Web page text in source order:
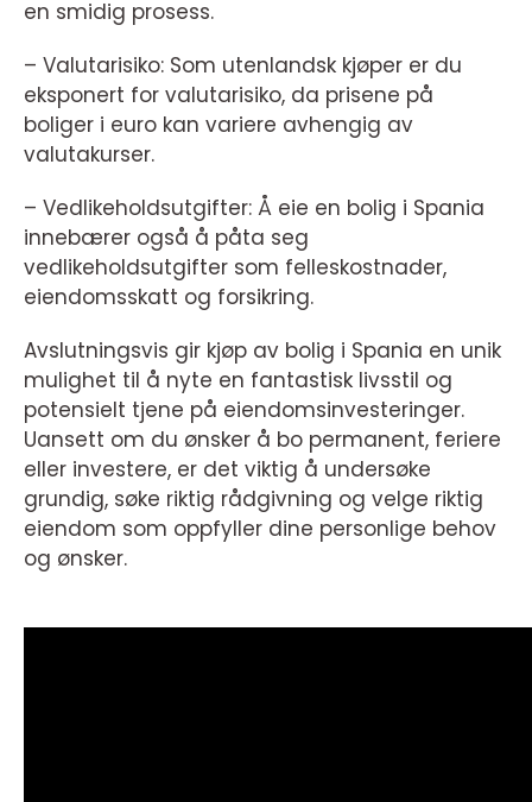
en smidig prosess.
– Valutarisiko: Som utenlandsk kjøper er du
eksponert for valutarisiko, da prisene på
boliger i euro kan variere avhengig av
valutakurser.
– Vedlikeholdsutgifter: Å eie en bolig i Spania
innebærer også å påta seg
vedlikeholdsutgifter som felleskostnader,
eiendomsskatt og forsikring.
Avslutningsvis gir kjøp av bolig i Spania en unik
mulighet til å nyte en fantastisk livsstil og
potensielt tjene på eiendomsinvesteringer.
Uansett om du ønsker å bo permanent, feriere
eller investere, er det viktig å undersøke
grundig, søke riktig rådgivning og velge riktig
eiendom som oppfyller dine personlige behov
og ønsker.